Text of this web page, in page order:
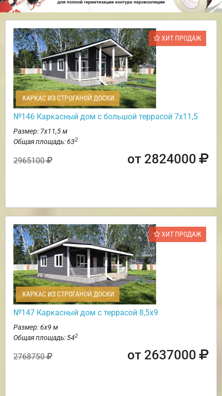
ХИТ ПРОДАЖ
КАРКАС ИЗ СТРОГАНОЙ ДОСКИ
№146 Каркасный дом с большой террасой 7х11,5
Размер: 7х11,5 м
Общая площадь: 632
2965100 от 2824000
ХИТ ПРОДАЖ
КАРКАС ИЗ СТРОГАНОЙ ДОСКИ
№147 Каркасный дом с террасой 8,5х9
Размер: 6х9 м
Общая площадь: 542
2768750 от 2637000